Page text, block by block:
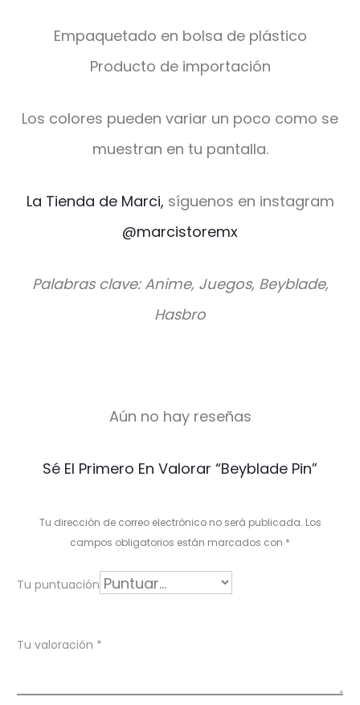
Empaquetado en bolsa de plástico
Producto de importación
Los colores pueden variar un poco como se
muestran en tu pantalla.
La Tienda de Marci, síguenos en instagram
@marcistoremx
Palabras clave: Anime, Juegos, Beyblade,
Hasbro
r
i
o
Aún no hay reseñas
Sé El Primero En Valorar “Beyblade Pin”
Tu dirección de correo electrónico no será publicada. Los
campos obligatorios están marcados con *
Tu puntuación
Tu valoración *